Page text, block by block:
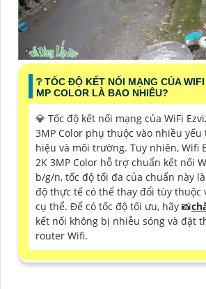
❔ TỐC ĐỘ KẾT NỐI MẠNG CỦA
MP COLOR LÀ BAO NHIÊU?
💎 Tốc độ kết nối mạng của WiFi
3MP Color phụ thuộc vào nhiều
hiệu và môi trường. Tuy nhiên, Wifi
2K 3MP Color hỗ trợ chuẩn kết nối
b/g/n, tốc độ tối đa của chuẩn này
độ thực tế có thể thay đổi tùy thuộc
cụ thể. Để có tốc độ tối ưu, hãy 📸
kết nối không bị nhiễu sóng và đặt
router Wifi.